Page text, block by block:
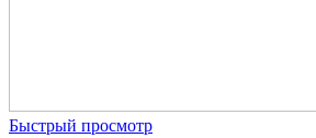
Быстрый просмотр